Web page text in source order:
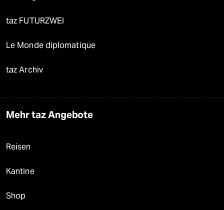
taz FUTURZWEI
Le Monde diplomatique
taz Archiv
Mehr taz Angebote
Reisen
Kantine
Shop